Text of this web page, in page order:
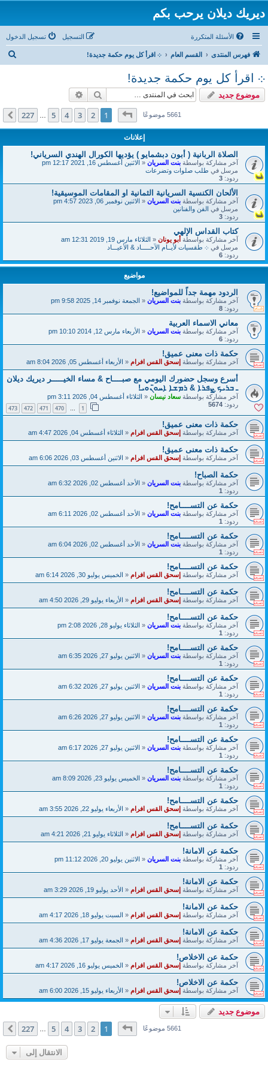
ديريك ديلان يرحب بكم
الأسئلة المتكررة تسجيل الدخول التسجيل
فهرس المنتدى القسم العام ܀ اقرأ كل يوم حكمة جديدة!
ب
܀ اقرأ كل يوم حكمة جديدة!
موضوع جديد بحث
5661 موضوعًاصفحة1من 227
1
2
3
4
5
227 التالي
إعلانات
الصلاة الربانية ( أبون دبشمايو ) يؤديها الكورال الهندي السرياني!
آخر مشاركة بواسطةبنت السريان«الاثنين أغسطس 16, 2021 12:17 pm
مرسل فيطلب صلوات وتضرعات
ردود: 3
الألحان الكنسية السريانية الثمانية او المقامات الموسيقية!
آخر مشاركة بواسطةبنت السريان«الاثنين نوفمبر 06, 2023 4:57 pm
مرسل فيالفن والفنانين
ردود: 3
كتاب القداس الإلهي
آخر مشاركة بواسطةأبو يونان«الثلاثاء مارس 19, 2019 12:31 am
مرسل في܀ طقسيات لأيــام الآحـــــاد & الأعيـــاد
ردود: 6
مواضيع
الردود مهمة جداً للمواضيع!
آخر مشاركة بواسطةبنت السريان«الجمعة نوفمبر 14, 2025 9:58 pm
ردود: 8
معاني الاسماء العربية
آخر مشاركة بواسطةبنت السريان«الأربعاء مارس 12, 2014 10:10 pm
ردود: 6
حكمة ذات معنى عميق!
آخر مشاركة بواسطةإسحق القس افرام«الأربعاء أغسطس 05, 2026 8:04 am
أسرع وسجل حضورك اليومي مع صبــــاح & مساء الخيـــــر ديريك ديلان
ـ ܒܪܝܟ̣ ܨܦܪܐ & ܪܡܫܐ ܐܚܘ̈ܢܘܝ!
آخر مشاركة بواسطةسعاد نيسان«الثلاثاء أغسطس 04, 2026 3:11 pm
ردود: 5674
…
470
471
472
473
حكمة ذات معنى عميق!
آخر مشاركة بواسطةإسحق القس افرام«الثلاثاء أغسطس 04, 2026 4:47 am
حكمة ذات معنى عميق!
آخر مشاركة بواسطةإسحق القس افرام«الاثنين أغسطس 03, 2026 6:06 am
حكمة الصباح!
آخر مشاركة بواسطةبنت السريان«الأحد أغسطس 02, 2026 6:32 am
ردود: 1
حكمة عن التســــامح!
آخر مشاركة بواسطةبنت السريان«الأحد أغسطس 02, 2026 6:11 am
ردود: 1
حكمة عن التســــامح!
آخر مشاركة بواسطةبنت السريان«الأحد أغسطس 02, 2026 6:04 am
ردود: 1
حكمة عن التســــامح!
آخر مشاركة بواسطةإسحق القس افرام«الخميس يوليو 30, 2026 6:14 am
حكمة عن التســــامح!
آخر مشاركة بواسطةإسحق القس افرام«الأربعاء يوليو 29, 2026 4:50 am
حكمة عن التســــامح!
آخر مشاركة بواسطةبنت السريان«الثلاثاء يوليو 28, 2026 2:08 pm
ردود: 1
حكمة عن التســــامح!
آخر مشاركة بواسطةبنت السريان«الاثنين يوليو 27, 2026 6:35 am
ردود: 1
حكمة عن التســــامح!
آخر مشاركة بواسطةبنت السريان«الاثنين يوليو 27, 2026 6:32 am
ردود: 1
حكمة عن التســــامح!
آخر مشاركة بواسطةبنت السريان«الاثنين يوليو 27, 2026 6:26 am
ردود: 1
حكمة عن التســــامح!
آخر مشاركة بواسطةبنت السريان«الاثنين يوليو 27, 2026 6:17 am
ردود: 1
حكمة عن التســــامح!
آخر مشاركة بواسطةبنت السريان«الخميس يوليو 23, 2026 8:09 am
ردود: 1
حكمة عن التســــامح!
آخر مشاركة بواسطةإسحق القس افرام«الأربعاء يوليو 22, 2026 3:55 am
حكمة عن التســــامح!
آخر مشاركة بواسطةإسحق القس افرام«الثلاثاء يوليو 21, 2026 4:21 am
حكمة عن الامانة!
آخر مشاركة بواسطةبنت السريان«الاثنين يوليو 20, 2026 11:12 pm
ردود: 1
حكمة عن الامانة!
آخر مشاركة بواسطةإسحق القس افرام«الأحد يوليو 19, 2026 3:29 am
حكمة عن الامانة!
آخر مشاركة بواسطةإسحق القس افرام«السبت يوليو 18, 2026 4:17 am
حكمة عن الامانة!
آخر مشاركة بواسطةإسحق القس افرام«الجمعة يوليو 17, 2026 4:36 am
حكمة عن الاخلاص!
آخر مشاركة بواسطةإسحق القس افرام«الخميس يوليو 16, 2026 4:17 am
حكمة عن الاخلاص!
آخر مشاركة بواسطةإسحق القس افرام«الأربعاء يوليو 15, 2026 6:00 am
موضوع جديد
5661 موضوعًاصفحة1من 227
1
2
3
4
5
227 التالي
الانتقال إلى